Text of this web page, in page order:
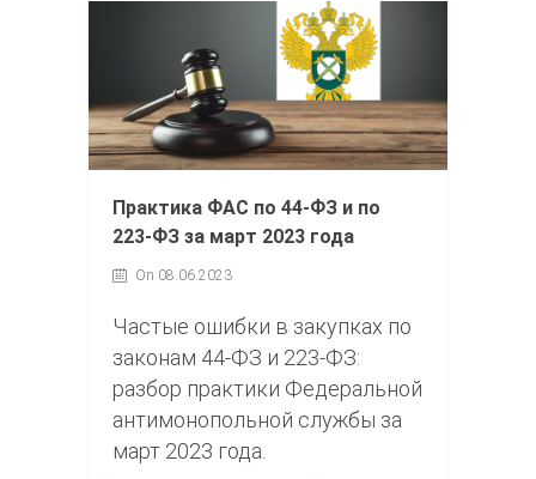
Практика ФАС по 44-ФЗ и по
223-ФЗ за март 2023 года
On 08.06.2023
Частые ошибки в закупках по
законам 44-ФЗ и 223-ФЗ:
разбор практики Федеральной
антимонопольной службы за
март 2023 года.